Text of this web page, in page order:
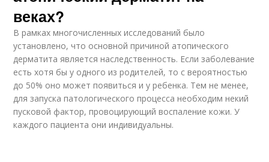
веках?
В рамках многочисленных исследований было
установлено, что основной причиной атопического
дерматита является наследственность. Если заболевание
есть хотя бы у одного из родителей, то с вероятностью
до 50% оно может появиться и у ребенка. Тем не менее,
для запуска патологического процесса необходим некий
пусковой фактор, провоцирующий воспаление кожи. У
каждого пациента они индивидуальны.